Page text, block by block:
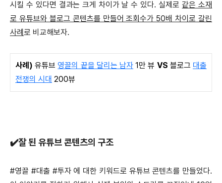
시킬 수 있다면 결과는 크게 차이가 날 수 있다. 실제로같은 소재
로 유튜브와 블로그 콘텐츠를 만들어 조회수가 50배 차이로 갈린
사례 로 비교해보자.
사례) 유튜브 영끌의 끝을 달리는 남자 1만 뷰 VS 블로그 대출
전쟁의 시대 200뷰
✔️잘 된 유튜브 콘텐츠의 구조
#영끌 #대출 #투자 에 대한 키워드로 유튜브 콘텐츠를 만들었다.